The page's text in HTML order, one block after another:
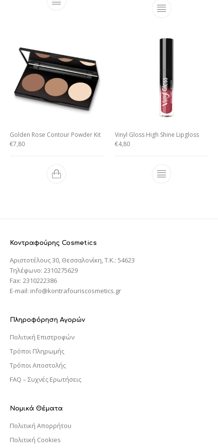
Golden Rose Contour Powder Kit
€7,80
Vinyl Gloss High Shine Lipgloss
€4,80
Κοντραφούρης Cosmetics
Αριστοτέλους 30, Θεσσαλονίκη, T.K.: 54623
Τηλέφωνο: 2310275629
Fax: 2310222386
E-mail: info@kontrafouriscosmetics.gr
Πληροφόρηση Αγορών
Πολιτική Επιστροφών
Τρόποι Πληρωμής
Τρόποι Αποστολής
FAQ – Συχνές Ερωτήσεις
Νομικά Θέματα
Πολιτική Απορρήτου
Πολιτική Cookies